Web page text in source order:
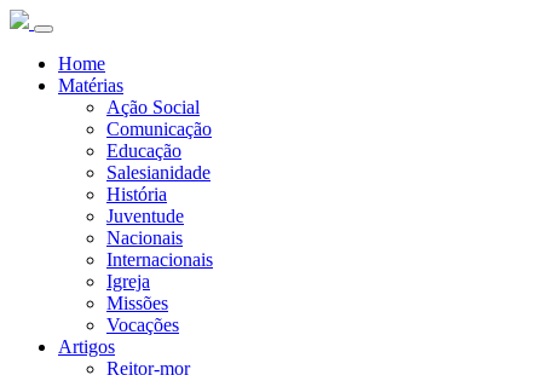
Home
Matérias
Ação Social
Comunicação
Educação
Salesianidade
História
Juventude
Nacionais
Internacionais
Igreja
Missões
Vocações
Artigos
Reitor-mor